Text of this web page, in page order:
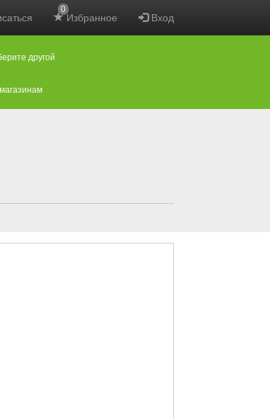
Избранное
0
Вход
другой